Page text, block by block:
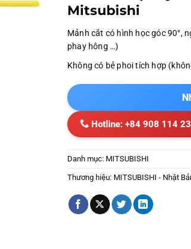
Mitsubishi
Mảnh cắt có hình học góc 90°,
phay hông …)
Không có bẻ phoi tích hợp
Hotline: +84 908 114
Danh mục: MITSUBISHI
Thương hiệu: MITSUBISHI - Nhật